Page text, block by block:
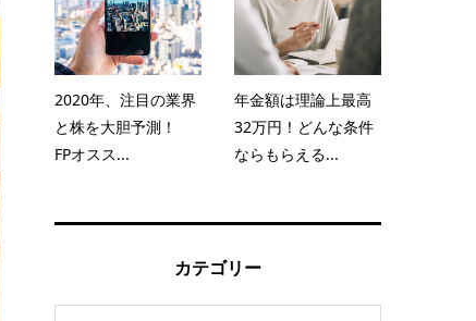
2020年、注目の業界
と株を大胆予測！
FPオスス...
年金額は理論上最高
32万円！どんな条件
ならもらえる...
カテゴリー